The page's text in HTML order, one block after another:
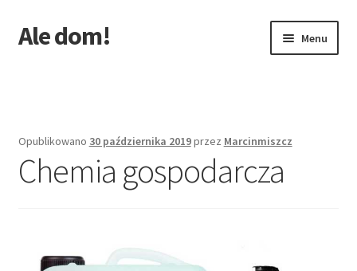
Przejdź
do
Przejdź
do
Ale dom! Menu
Opublikowano 30 października 2019przez Marcinmiszcz
Chemia gospodarcza